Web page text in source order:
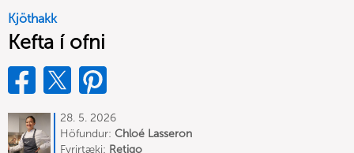
Kjöthakk
Kefta í ofni
28. 5. 2026
Höfundur: Chloé Lasseron
Fyrirtæki: Retigo